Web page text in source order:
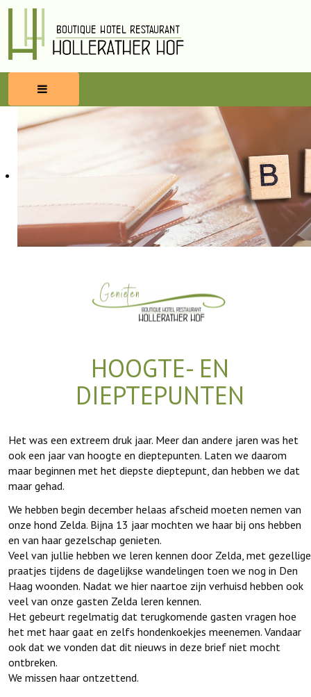
HOME
WELLNESS
HOOGTE- EN
DIEPTEPUNTEN
Het was een extreem druk jaar. Meer dan andere jaren was het
ook een jaar van hoogte en dieptepunten. Laten we daarom
maar beginnen met het diepste dieptepunt, dan hebben we dat
maar gehad.
We hebben begin december helaas afscheid moeten nemen van
onze hond Zelda. Bijna 13 jaar mochten we haar bij ons hebben
en van haar gezelschap genieten.
Veel van jullie hebben we leren kennen door Zelda, met gezellige
praatjes tijdens de dagelijkse wandelingen toen we nog in Den
Haag woonden. Nadat we hier naartoe zijn verhuisd hebben ook
veel van onze gasten Zelda leren kennen.
Het gebeurt regelmatig dat terugkomende gasten vragen hoe
het met haar gaat en zelfs hondenkoekjes meenemen. Vandaar
ook dat we vonden dat dit nieuws in deze brief niet mocht
ontbreken.
We missen haar ontzettend.